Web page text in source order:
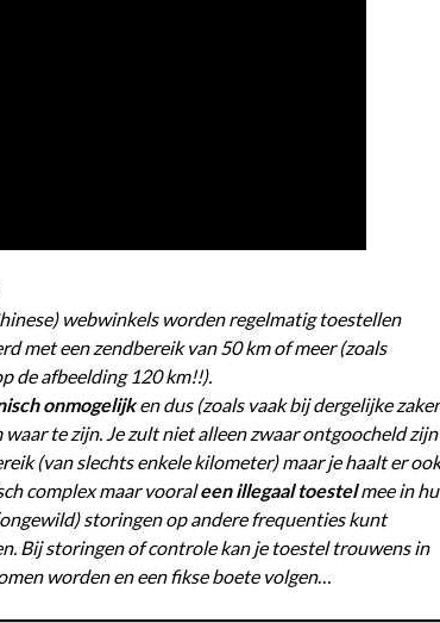
webwinkels worden regelmatig toestellen
met een zendbereik van 50 km of meer (zoals
de afbeelding 120 km!!).
onmogelijken dus (zoals vaak bij dergelijke
waar te zijn. Je zult niet alleen zwaar ontgoocheld zijn
(van slechts enkele kilometer) maar je haalt er
complex maar vooraleen illegaal toestelmee in
storingen op andere frequenties kunt
Bij storingen of controle kan je toestel trouwens in
worden en een fikse boete volgen…